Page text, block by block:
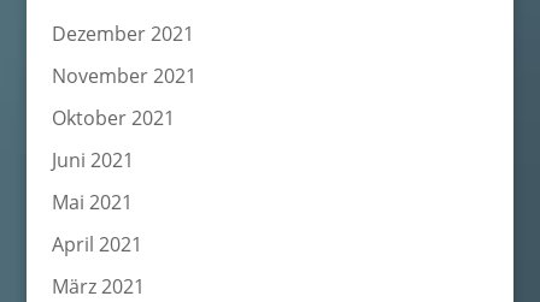
Dezember 2021
November 2021
Oktober 2021
Juni 2021
Mai 2021
April 2021
März 2021